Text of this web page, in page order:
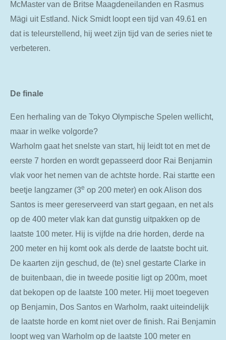
McMaster van de Britse Maagdeneilanden en Rasmus
Mägi uit Estland. Nick Smidt loopt een tijd van 49.61 en
dat is teleurstellend, hij weet zijn tijd van de series niet te
verbeteren.
De finale
Een herhaling van de Tokyo Olympische Spelen wellicht,
maar in welke volgorde?
Warholm gaat het snelste van start, hij leidt tot en met de
eerste 7 horden en wordt gepasseerd door Rai Benjamin
vlak voor het nemen van de achtste horde. Rai startte een
beetje langzamer (3e op 200 meter) en ook Alison dos
Santos is meer gereserveerd van start gegaan, en net als
op de 400 meter vlak kan dat gunstig uitpakken op de
laatste 100 meter. Hij is vijfde na drie horden, derde na
200 meter en hij komt ook als derde de laatste bocht uit.
De kaarten zijn geschud, de (te) snel gestarte Clarke in
de buitenbaan, die in tweede positie ligt op 200m, moet
dat bekopen op de laatste 100 meter. Hij moet toegeven
op Benjamin, Dos Santos en Warholm, raakt uiteindelijk
de laatste horde en komt niet over de finish. Rai Benjamin
loopt weg van Warholm op de laatste 100 meter en